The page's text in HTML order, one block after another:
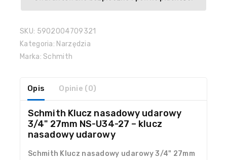
SKU: 5902004709321
Kategoria: Narzędzia
Marka:Schmith
Opis Opinie (0)
Schmith Klucz nasadowy udarowy
3/4" 27mm NS-U34-27 – klucz
nasadowy udarowy
Schmith Klucz nasadowy udarowy 3/4" 27mm